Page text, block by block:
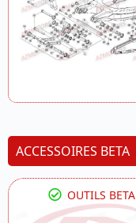
ACCESSOIRES BETA
OUTILS BETA